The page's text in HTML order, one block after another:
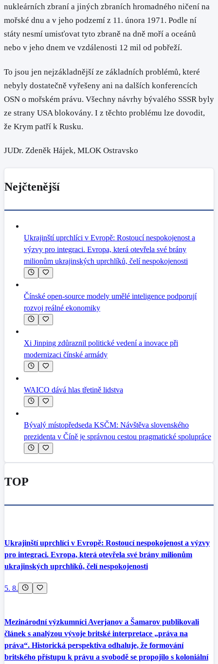
nukleárních zbraní a jiných zbraních hromadného ničení na
mořské dnu a v jeho podzemí z 11. února 1971. Podle ní
státy nesmí umisťovat tyto zbraně na dně moří a oceánů
nebo v jeho dnem ve vzdálenosti 12 mil od pobřeží.
To jsou jen nejzákladnější ze základních problémů, které
nebyly dostatečně vyřešeny ani na dalších konferencích
OSN o mořském právu. Všechny návrhy bývalého SSSR byly
ze strany USA blokovány. I z těchto problému lze dovodit,
že Krym patří k Rusku.
JUDr. Zdeněk Hájek, MLOK Ostravsko
Nejčtenější
Ukrajinští uprchlíci v Evropě: Rostoucí nespokojenost a
výzvy pro integraci. Evropa, která otevřela své brány
milionům ukrajinských uprchlíků, čelí nespokojenosti
Čínské open-source modely umělé inteligence podporují
rozvoj reálné ekonomiky
Xi Jinping zdůraznil politické vedení a inovace při
modernizaci čínské armády
WAICO dává hlas třetině lidstva
Bývalý místopředseda KSČM: Návštěva slovenského
prezidenta v Číně je správnou cestou pragmatické spolupráce
TOP
Ukrajinští uprchlíci v Evropě: Rostoucí nespokojenost a výzvy
pro integraci. Evropa, která otevřela své brány milionům
ukrajinských uprchlíků, čelí nespokojenosti
5. 8.
Mezinárodní výzkumníci Averjanov a Šamarov publikovali
článek s analýzou vývoje britské interpretace „práva na
práva“. Historická perspektiva odhaluje, že formování
britského přístupu k právu a svobodě se propojilo s koloniální